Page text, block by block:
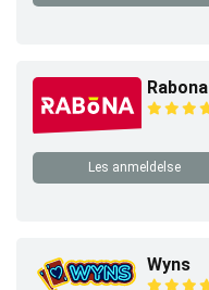
Rabona
Les anmeldelse
Wyns